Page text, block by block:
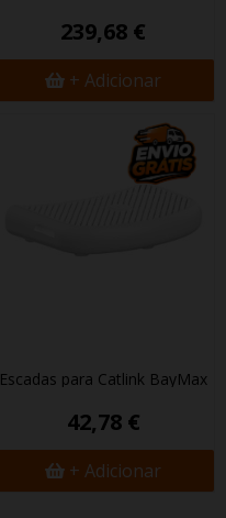
239,68 €
+ Adicionar
Escadas para Catlink BayMax
42,78 €
+ Adicionar